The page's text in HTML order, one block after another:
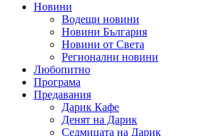
Новини
Водещи новини
Новини България
Новини от Света
Регионални новини
Любопитно
Програма
Предавания
Дарик Кафе
Денят на Дарик
Седмицата на Дарик